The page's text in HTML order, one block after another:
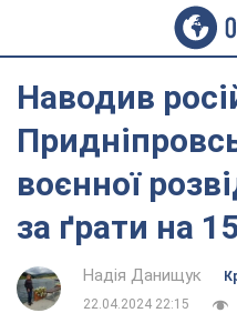
Наводив
воєнної
за ґрати на
Надія Данищук
22.04.2024 22:15